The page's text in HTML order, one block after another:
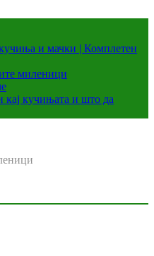
и мачки | Комплетен
миленици
кај кучињата и што да